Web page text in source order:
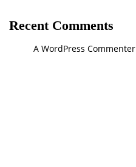
Recent Comments
A WordPress Commenter